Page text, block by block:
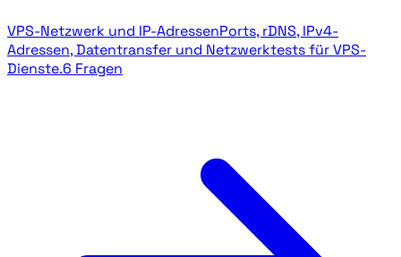
VPS-Netzwerk und IP-AdressenPorts, rDNS, IPv4-
Adressen, Datentransfer und Netzwerktests für VPS-
Dienste.6 Fragen